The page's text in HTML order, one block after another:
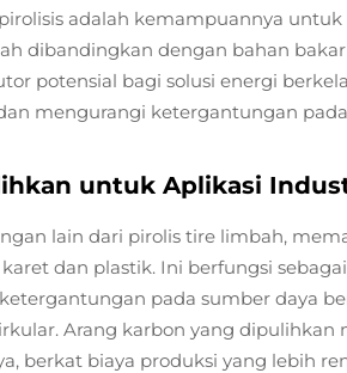
adalah kemampuannya
dibandingkan dengan bahan
potensial bagi solusi energi
mengurangi ketergantungan
untuk Aplikasi
lain dari pirolis tire limbah,
dan plastik. Ini berfungsi
pada sumber daya
Arang karbon yang dipulihkan
berkat biaya produksi yang lebih